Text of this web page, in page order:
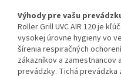
Výhody pre vašu
Roller Grill UVC AIR 120 je
vysokej úrovne hygieny vo
šírenia respiračných
zákazníkov a zamestnancov
prevádzky. Tichá prevádzka